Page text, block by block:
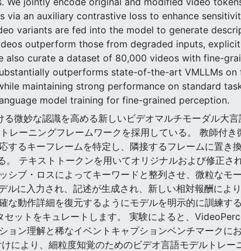
via an auxiliary contrastive loss to enhance
variants are fed into the model to generate
outperform those from degraded inputs,
also curate a dataset of 80,000 videos with fine-
outperforms state-of-the-art VMLLMs
maintaining strong performance on standard
model training for fine-grained perception.
微妙な認識を高める新しいビデオマルチモーダル大
ーニングフレームワークを採用している。 教師付
するキーフレームを特定し、隣接するフレームに置き
テキストトークンを用いてオリジナルおよび修正さ
シブ・ロスによってキーワードと整列させ、微粒なモ
ルに入力され、記述が生成され、新しい相対報酬によ
な動作詳細を復元するようにモデルを明示的に訓練す
ットをキュレートします。 実験によると、
ョン理解と稀なイベントキャプションベンチマークに
により、細粒度知覚のためのビデオ言語モデルトレー